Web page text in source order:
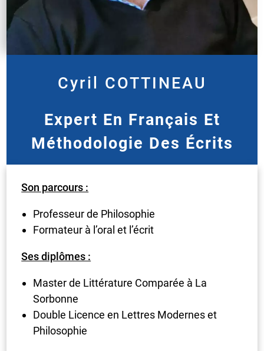
Cyril COTTINEAU
Expert En Français Et
Méthodologie Des Écrits
Son parcours :
Professeur de Philosophie
Formateur à l’oral et l’écrit
Ses diplômes :
Master de Littérature Comparée à La
Sorbonne
Double Licence en Lettres Modernes et
Philosophie